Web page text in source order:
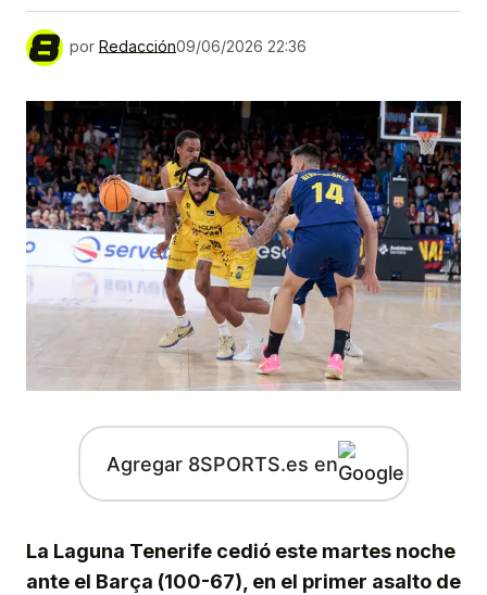
por Redacción09/06/2026 22:36
Agregar 8SPORTS.es en
La Laguna Tenerife cedió este martes noche
ante el Barça (100-67), en el primer asalto de